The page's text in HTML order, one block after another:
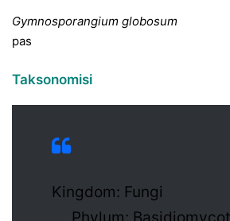
Gymnosporangium globosum
pas
Taksonomisi
Kingdom: Fungi
Phylum: